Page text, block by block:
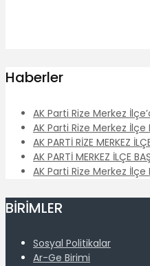
Haberler
AK Parti Rize Merkez
AK Parti Rize Merkez
AK PARTİ RİZE MERKEZ
AK PARTİ MERKEZ İLÇE
AK Parti Rize Merkez
BİRİMLER
Sosyal Politikalar
Ar-Ge Birimi